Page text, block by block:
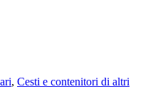
, Cesti e contenitori di altri